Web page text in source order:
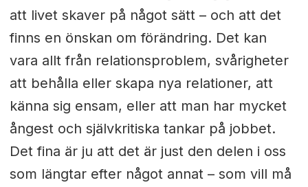
att livet skaver på något sätt – och att det
finns en önskan om förändring. Det kan
vara allt från relationsproblem, svårigheter
att behålla eller skapa nya relationer, att
känna sig ensam, eller att man har mycket
ångest och självkritiska tankar på jobbet.
Det fina är ju att det är just den delen i oss
som längtar efter något annat – som vill må